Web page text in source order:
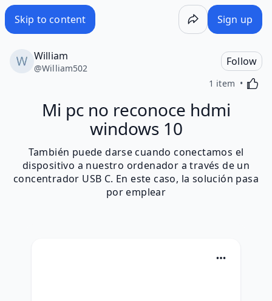
Skip to content Sign up
William
@William502
Follow
1 item
Mi pc no reconoce hdmi
windows 10
También puede darse cuando conectamos el
dispositivo a nuestro ordenador a través de un
concentrador USB C. En este caso, la solución pasa
por emplear